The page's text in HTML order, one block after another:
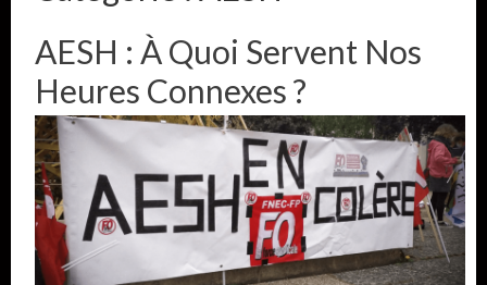
AESH : À Quoi Servent Nos
Heures Connexes ?